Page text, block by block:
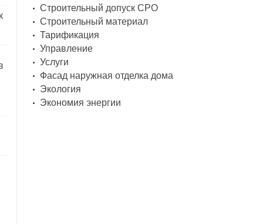
Строительный допуск СРО
Строительный материал
Тарификация
Управление
Услуги
Фасад наружная отделка дома
Экология
Экономия энергии